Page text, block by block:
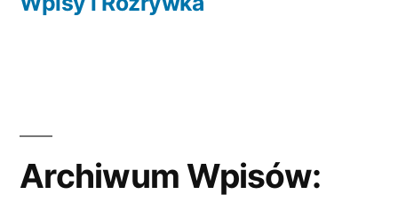
Archiwum Wpisów: